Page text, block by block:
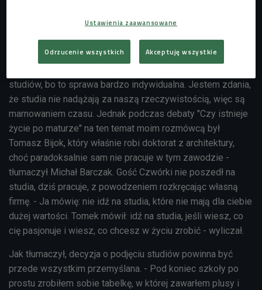
studiów, bo to sprawa bardzo indywidualna. Jestem zdania,
że studia nie nadążają za naszą rzeczywistością, więc są
marnowaniem czasu. Jednak podczas debaty "Czy istnieje
życie po maturze" na ten temat moim rozmówcą był
Tomasz Bijok, który właśnie robi doktorat z architektury,
choć paradoksalnie sam nie pracuje w tym zawodzie -
tłumaczył Michał Barczak. Gość Czwórki nie poszedł na
studia, dziś pracuje, z powodzeniem rozkręcając własną
firmę. - Ja mówię: nie idź na studia, które nie mają dla ciebie
dużej wartości. Tomek mówił: idź na studia, jeśli wiesz, co
cię pasjonuje i wiesz, co chcesz w życiu zrobić - wyliczał.
Jak tłumaczył, decyzja o podjęciu studiów powinna być
przede wszystkim przemyślana. - Pod koniec szkoły po
prostu zrobiłem sobie tabelkę, w której zawarłem plusy i
Ustawienia zaawansowane
Odrzucenie wszystkich Akceptuję wszystkie